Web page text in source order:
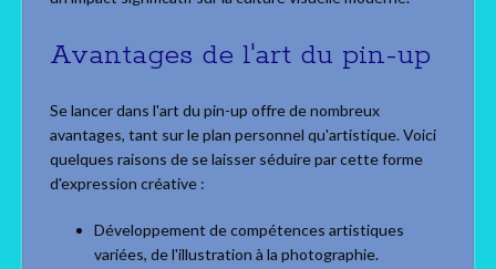
Avantages de l'art du pin-up
Se lancer dans l'art du pin-up offre de nombreux
avantages, tant sur le plan personnel qu'artistique. Voici
quelques raisons de se laisser séduire par cette forme
d'expression créative :
Développement de compétences artistiques
variées, de l'illustration à la photographie.